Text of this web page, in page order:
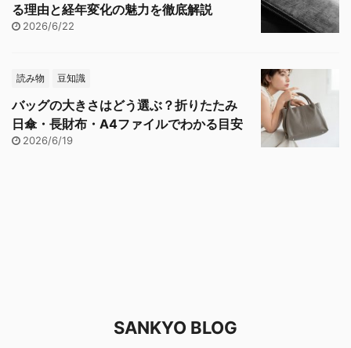
る理由と経年変化の魅力を徹底解説
2026/6/22
読み物 豆知識
バッグの大きさはどう選ぶ？折りたたみ
日傘・長財布・A4ファイルでわかる目安
2026/6/19
SANKYO BLOG